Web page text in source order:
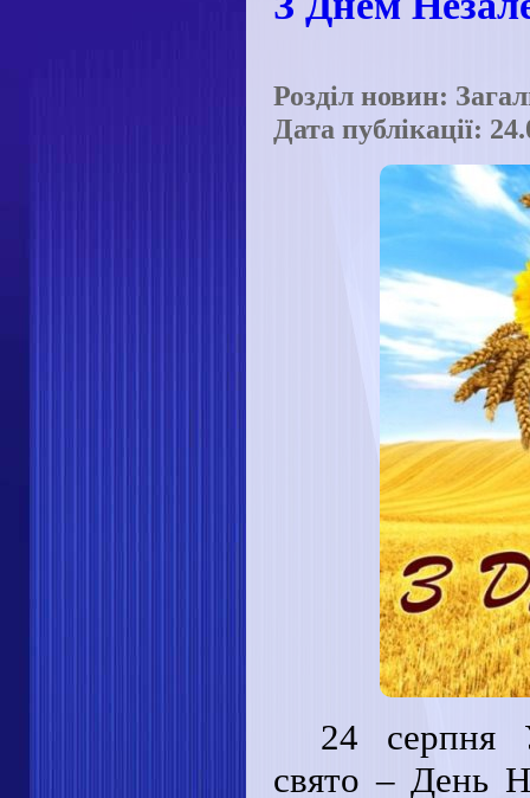
Розділ новин:
Дата публікації:
24 серпня
свято – День